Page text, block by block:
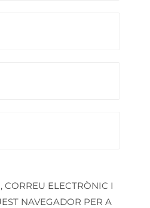
CORREU ELECTRÒNIC I
NAVEGADOR PER A